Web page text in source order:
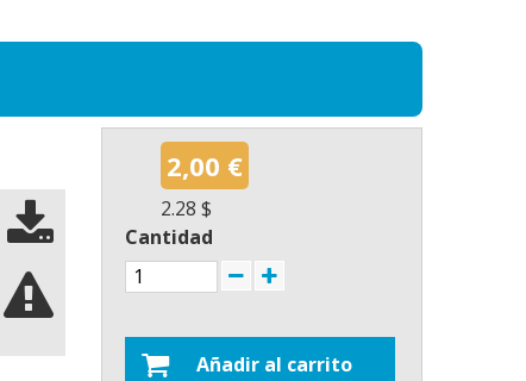
2,00 €
2.28 $
Cantidad
Añadir al carrito